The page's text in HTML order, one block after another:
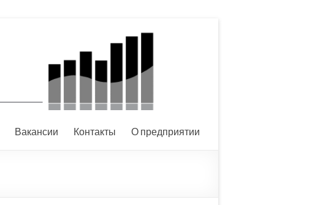
Вакансии Контакты О предприятии